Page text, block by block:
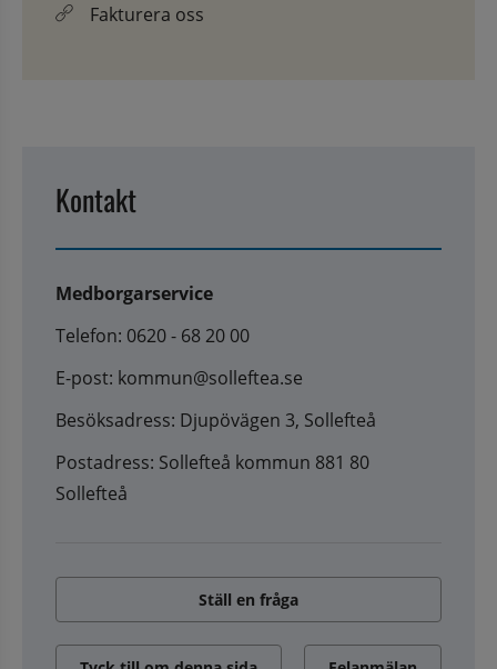
Fakturera oss
Kontakt
Medborgarservice
Telefon: 0620 - 68 20 00
E-post: kommun@solleftea.se
Besöksadress: Djupövägen 3, Sollefteå
Postadress: Sollefteå kommun 881 80
Sollefteå
Ställ en fråga